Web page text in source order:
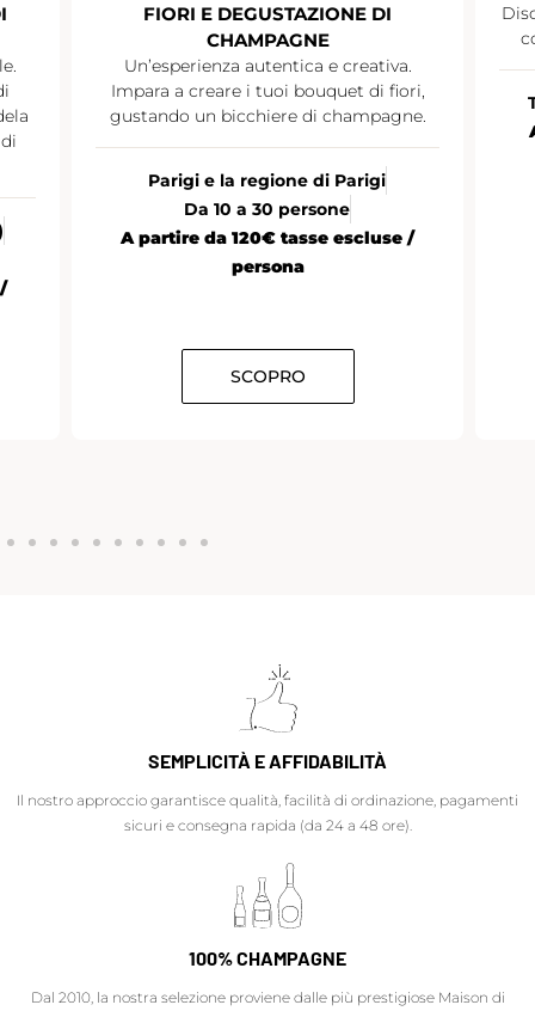
FIORI E DEGUSTAZIONE DI
CHAMPAGNE
Un’esperienza autentica e creativa.
Impara a creare i tuoi bouquet di fiori,
gustando un bicchiere di champagne.
Parigi e la regione di Parigi
Da 10 a 30 persone
A partire da 120€ tasse escluse /
persona
SCOPRO
SEMPLICITÀ E AFFIDABILITÀ
Il nostro approccio garantisce qualità, facilità di ordinazione, pagamenti
sicuri e consegna rapida (da 24 a 48 ore).
100% CHAMPAGNE
Dal 2010, la nostra selezione proviene dalle più prestigiose Maison di